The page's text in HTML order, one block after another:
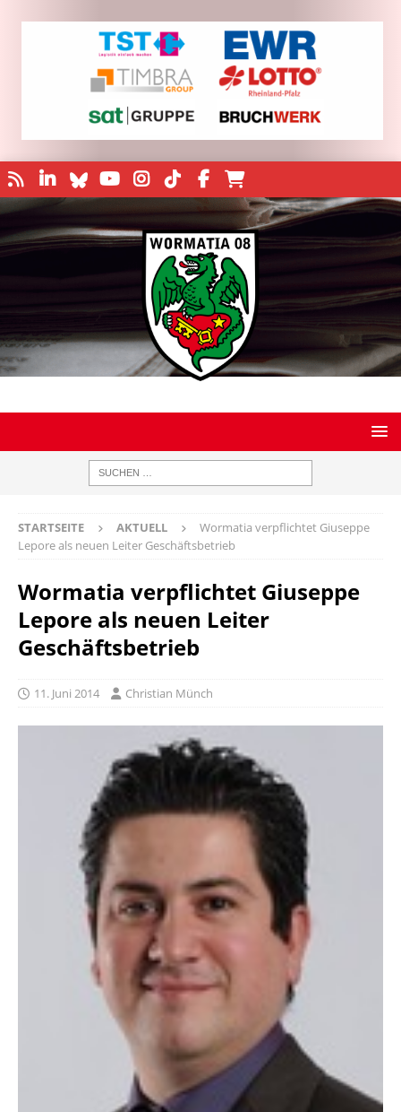
STARTSEITE AKTUELL
Wormatia verpflichtet Giuseppe
Lepore als neuen Leiter Geschäftsbetrieb
Wormatia verpflichtet Giuseppe
Lepore als neuen Leiter
Geschäftsbetrieb
11. Juni 2014 Christian Münch